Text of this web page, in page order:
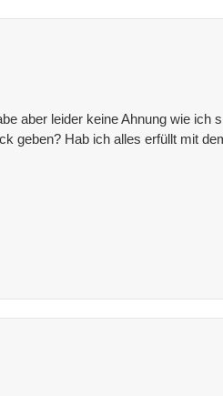
aber leider keine Ahnung wie ich
geben? Hab ich alles erfüllt mit